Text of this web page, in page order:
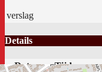
verslag
Details
Datum Tijd